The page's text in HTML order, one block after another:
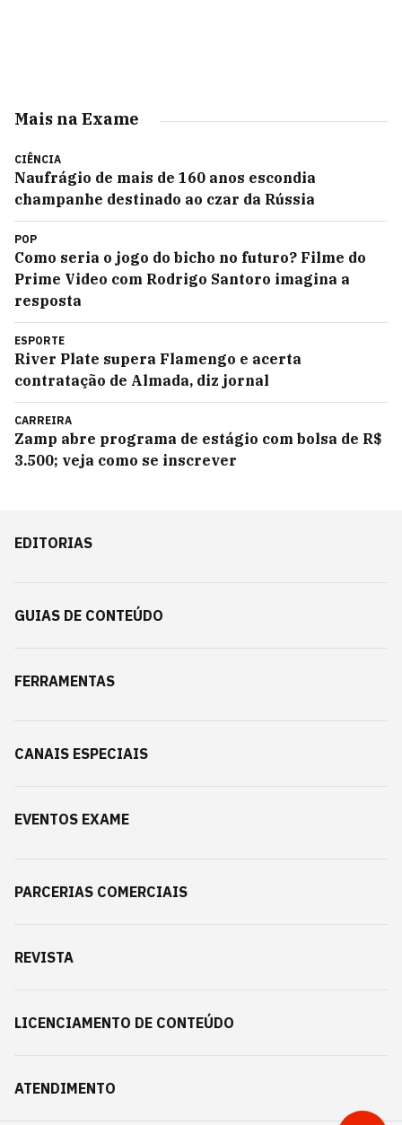
Mais na Exame
CIÊNCIA
Naufrágio de mais de 160 anos escondia
champanhe destinado ao czar da Rússia
POP
Como seria o jogo do bicho no futuro? Filme do
Prime Video com Rodrigo Santoro imagina a
resposta
ESPORTE
River Plate supera Flamengo e acerta
contratação de Almada, diz jornal
CARREIRA
Zamp abre programa de estágio com bolsa de R$
3.500; veja como se inscrever
EDITORIAS
GUIAS DE CONTEÚDO
FERRAMENTAS
CANAIS ESPECIAIS
EVENTOS EXAME
PARCERIAS COMERCIAIS
REVISTA
LICENCIAMENTO DE CONTEÚDO
ATENDIMENTO